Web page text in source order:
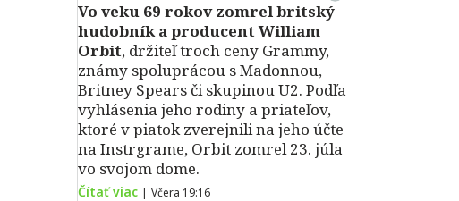
Vo veku 69 rokov zomrel britský
hudobník a producent William
Orbit, držiteľ troch ceny Grammy,
známy spoluprácou s Madonnou,
Britney Spears či skupinou U2. Podľa
vyhlásenia jeho rodiny a priateľov,
ktoré v piatok zverejnili na jeho účte
na Instrgrame, Orbit zomrel 23. júla
vo svojom dome.
Čítať viac | Včera 19:16